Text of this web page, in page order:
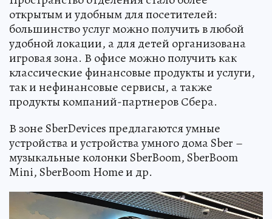
открытым и удобным для посетителей:
большинство услуг можно получить в любой
удобной локации, а для детей организована
игровая зона. В офисе можно получить как
классические финансовые продукты и услуги,
так и нефинансовые сервисы, а также
продукты компаний-партнеров Сбера.
В зоне SberDevices предлагаются умные
устройства и устройства умного дома Sber –
музыкальные колонки SberBoom, SberBoom
Mini, SberBoom Home и др.